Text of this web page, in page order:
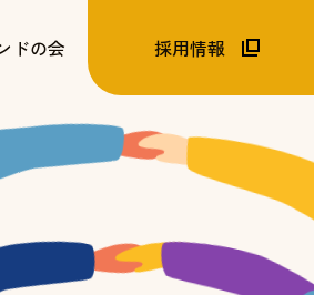
ドの会 採用情報